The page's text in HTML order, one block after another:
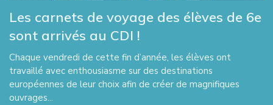
Les carnets de voyage des élèves de 6e
sont arrivés au CDI !
Chaque vendredi de cette fin d’année, les élèves ont
travaillé avec enthousiasme sur des destinations
européennes de leur choix afin de créer de magnifiques
ouvrages...